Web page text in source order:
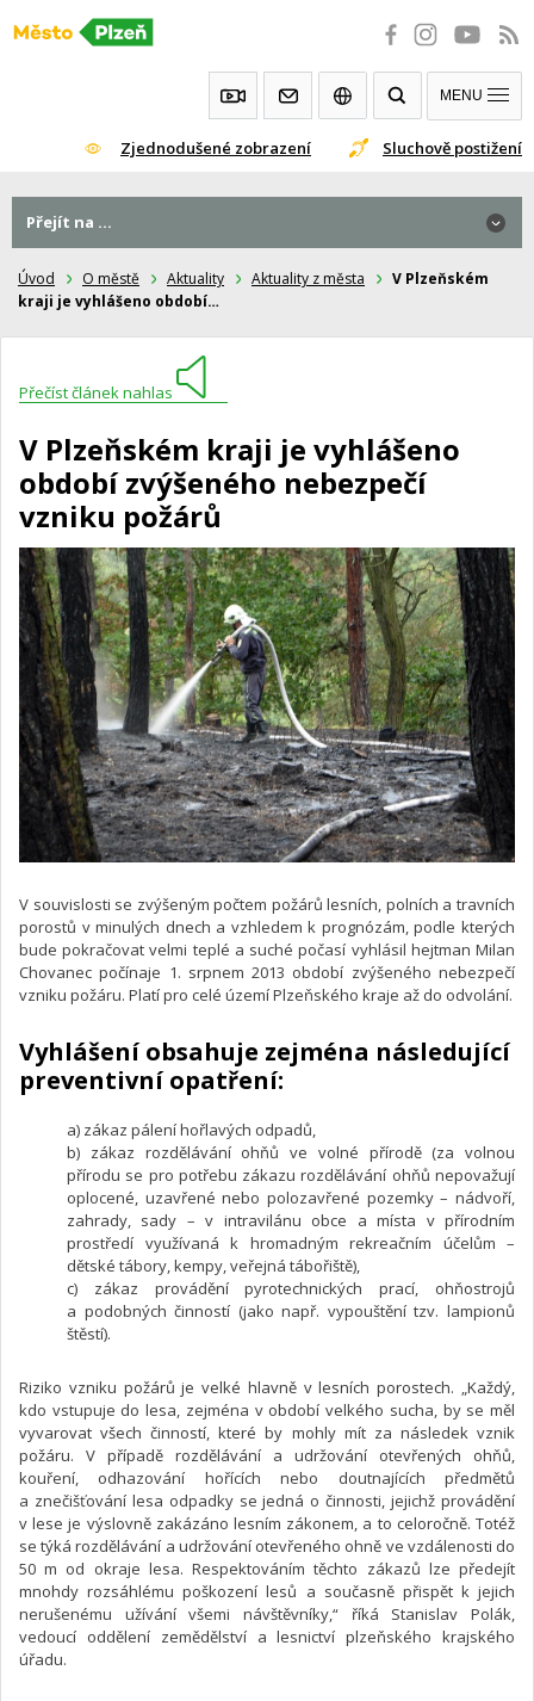
Přeskočit
Zjednodušené zobrazení Sluchově postižení
MENU
Úvod O městě Aktuality Aktuality z města
V Plzeňském
kraji je vyhlášeno období…
Přečíst článek nahlas
V Plzeňském kraji je vyhlášeno
období zvýšeného nebezpečí
vzniku požárů
V souvislosti se zvýšeným počtem požárů lesních, polních a travních
porostů v minulých dnech a vzhledem k prognózám, podle kterých
bude pokračovat velmi teplé a suché počasí vyhlásil hejtman Milan
Chovanec počínaje 1. srpnem 2013 období zvýšeného nebezpečí
vzniku požáru. Platí pro celé území Plzeňského kraje až do odvolání.
Vyhlášení obsahuje zejména následující
preventivní opatření:
a) zákaz pálení hořlavých odpadů,
b) zákaz rozdělávání ohňů ve volné přírodě (za volnou
přírodu se pro potřebu zákazu rozdělávání ohňů nepovažují
oplocené, uzavřené nebo polozavřené pozemky – nádvoří,
zahrady, sady – v intravilánu obce a místa v přírodním
prostředí využívaná k hromadným rekreačním účelům –
dětské tábory, kempy, veřejná tábořiště),
c) zákaz provádění pyrotechnických prací, ohňostrojů
a podobných činností (jako např. vypouštění tzv. lampionů
štěstí).
Riziko vzniku požárů je velké hlavně v lesních porostech. „Každý,
kdo vstupuje do lesa, zejména v období velkého sucha, by se měl
vyvarovat všech činností, které by mohly mít za následek vznik
požáru. V případě rozdělávání a udržování otevřených ohňů,
kouření, odhazování hořících nebo doutnajících předmětů
a znečišťování lesa odpadky se jedná o činnosti, jejichž provádění
v lese je výslovně zakázáno lesním zákonem, a to celoročně. Totéž
se týká rozdělávání a udržování otevřeného ohně ve vzdálenosti do
50 m od okraje lesa. Respektováním těchto zákazů lze předejít
mnohdy rozsáhlému poškození lesů a současně přispět k jejich
nerušenému užívání všemi návštěvníky,“ říká Stanislav Polák,
vedoucí oddělení zemědělství a lesnictví plzeňského krajského
úřadu.
Přejít na ...